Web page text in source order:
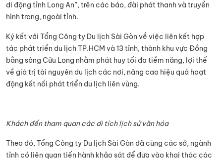
di động tỉnh Long An”, trên các báo, đài phát thanh và truyền
hình trong, ngoài tỉnh.
Ký kết với Tổng Công ty Du lịch Sài Gòn về việc liên kết hợp
tác phát triển du lịch TP.HCM và 13 tỉnh, thành khu vực Đồng
bằng sông Cửu Long nhằm phát huy tối đa tiềm năng, lợi thế
về giá trị tài nguyên du lịch các nơi, nâng cao hiệu quả hoạt
động kết nối phát triển du lịch liên vùng.
Khách đến tham quan các di tích lịch sử văn hóa
Theo đó, Tổng Công ty Du lịch Sài Gòn đã cùng các sở, ngành
tỉnh có liên quan tiến hành khảo sát để đưa vào khai thác các